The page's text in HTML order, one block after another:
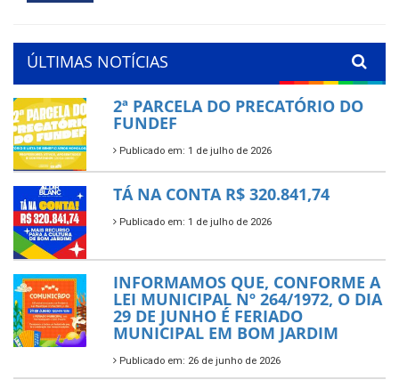
ÚLTIMAS NOTÍCIAS
2ª PARCELA DO PRECATÓRIO DO
FUNDEF
Publicado em: 1 de julho de 2026
TÁ NA CONTA R$ 320.841,74
Publicado em: 1 de julho de 2026
INFORMAMOS QUE, CONFORME A
LEI MUNICIPAL Nº 264/1972, O DIA
29 DE JUNHO É FERIADO
MUNICIPAL EM BOM JARDIM
Publicado em: 26 de junho de 2026